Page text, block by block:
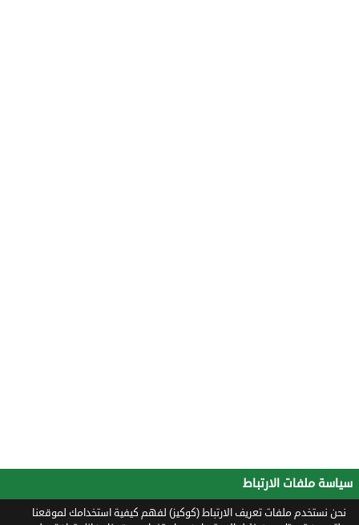
سياسة ملفات الارتباط
نحن نستخدم ملفات تعريف الارتباط (كوكيز) لفهم كيفية استخدامك لموقعنا